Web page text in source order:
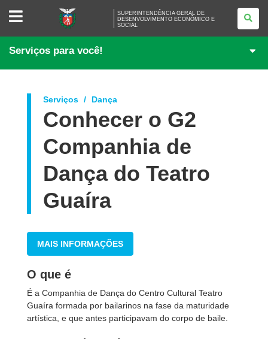
SUPERINTENDÊNCIA
DESENVOLVIMENTO
ECONÔMICO
E
SUPERINTENDÊNCIA GERAL DE
DESENVOLVIMENTO ECONÔMICO E
SOCIAL
Serviços para você!
Serviços Dança
Conhecer o G2
Companhia de
Dança do Teatro
Guaíra
MAIS INFORMAÇÕES
O que é
É a Companhia de Dança do Centro Cultural Teatro
Guaíra formada por bailarinos na fase da maturidade
artística, e que antes participavam do corpo de baile.